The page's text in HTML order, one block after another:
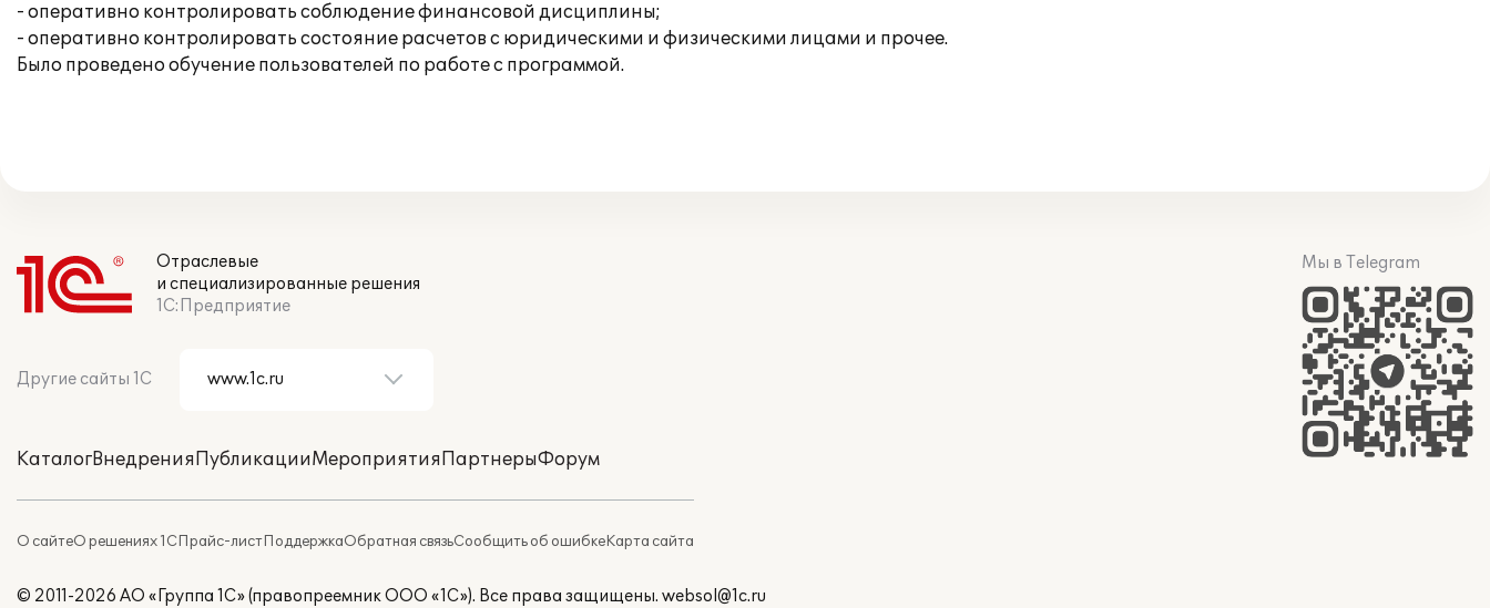
- оперативно контролировать соблюдение финансовой дисциплины;
- оперативно контролировать состояние расчетов с юридическими и физическими лицами и прочее.
Было проведено обучение пользователей по работе с программой.
Отраслевые
и специализированные решения
1С:Предприятие
Другие сайты 1С
КаталогВнедренияПубликацииМероприятияПартнерыФорум
О сайтеО решениях 1СПрайс-листПоддержкаОбратная связьСообщить об ошибкеКарта сайта
Мы в Telegram
© 2011-2026 АО «Группа 1С» (правопреемник ООО «1С»). Все права защищены. websol@1c.ru